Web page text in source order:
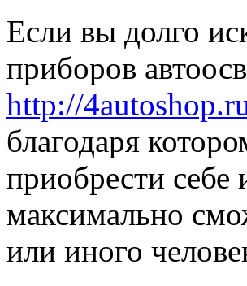
Если вы долго
приборов
http://
благодаря
приобрести себе
максимально
или иного